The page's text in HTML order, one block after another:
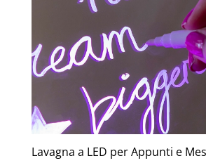
Lavagna a LED per Appunti e